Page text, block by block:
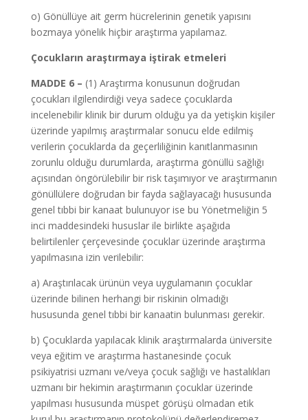
o) Gönüllüye ait germ hücrelerinin genetik yapısını
bozmaya yönelik hiçbir araştırma yapılamaz.
Çocukların araştırmaya iştirak etmeleri
MADDE 6 – (1) Araştırma konusunun doğrudan
çocukları ilgilendirdiği veya sadece çocuklarda
incelenebilir klinik bir durum olduğu ya da yetişkin kişiler
üzerinde yapılmış araştırmalar sonucu elde edilmiş
verilerin çocuklarda da geçerliliğinin kanıtlanmasının
zorunlu olduğu durumlarda, araştırma gönüllü sağlığı
açısından öngörülebilir bir risk taşımıyor ve araştırmanın
gönüllülere doğrudan bir fayda sağlayacağı hususunda
genel tıbbi bir kanaat bulunuyor ise bu Yönetmeliğin 5
inci maddesindeki hususlar ile birlikte aşağıda
belirtilenler çerçevesinde çocuklar üzerinde araştırma
yapılmasına izin verilebilir:
a) Araştırılacak ürünün veya uygulamanın çocuklar
üzerinde bilinen herhangi bir riskinin olmadığı
hususunda genel tıbbi bir kanaatin bulunması gerekir.
b) Çocuklarda yapılacak klinik araştırmalarda üniversite
veya eğitim ve araştırma hastanesinde çocuk
psikiyatrisi uzmanı ve/veya çocuk sağlığı ve hastalıkları
uzmanı bir hekimin araştırmanın çocuklar üzerinde
yapılması hususunda müspet görüşü olmadan etik